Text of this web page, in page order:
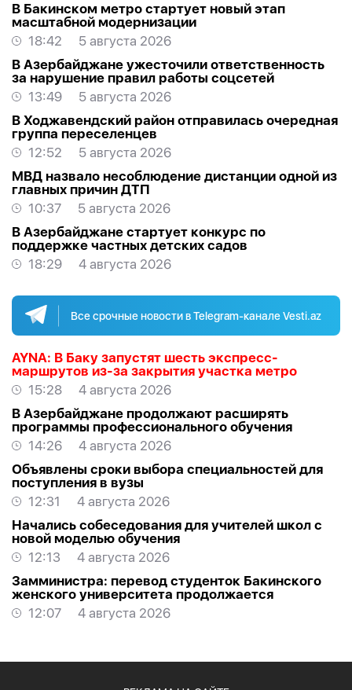
В Бакинском метро стартует новый этап
масштабной модернизации
18:42
5 августа 2026
В Азербайджане ужесточили ответственность
за нарушение правил работы соцсетей
13:49
5 августа 2026
В Ходжавендский район отправилась очередная
группа переселенцев
12:52
5 августа 2026
МВД назвало несоблюдение дистанции одной из
главных причин ДТП
10:37
5 августа 2026
В Азербайджане стартует конкурс по
поддержке частных детских садов
18:29
4 августа 2026
Все срочные новости в Telegram-канале Vesti.az
AYNA: В Баку запустят шесть экспресс-
маршрутов из-за закрытия участка метро
15:28
4 августа 2026
В Азербайджане продолжают расширять
программы профессионального обучения
14:26
4 августа 2026
Объявлены сроки выбора специальностей для
поступления в вузы
12:31
4 августа 2026
Начались собеседования для учителей школ с
новой моделью обучения
12:13
4 августа 2026
Замминистра: перевод студенток Бакинского
женского университета продолжается
12:07
4 августа 2026